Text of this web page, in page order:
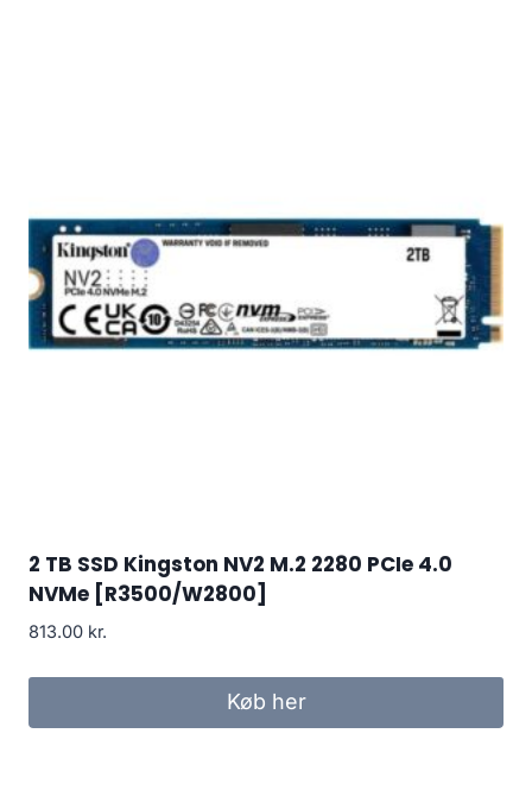
2 TB SSD Kingston NV2 M.2 2280 PCIe 4.0
NVMe [R3500/W2800]
813.00 kr.
Køb her